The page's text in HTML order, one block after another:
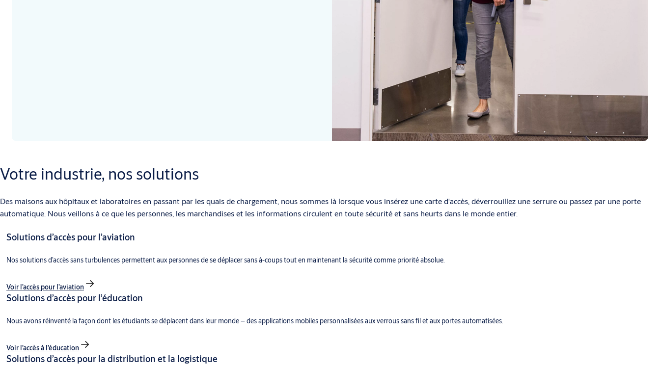
Votre industrie, nos solutions
Des maisons aux hôpitaux et laboratoires en passant par les quais de chargement, nous sommes là lorsque vous insérez une carte d'accès, déverrouillez une serrure ou passez par une porte
automatique. Nous veillons à ce que les personnes, les marchandises et les informations circulent en toute sécurité et sans heurts dans le monde entier.
Solutions d’accès pour l’aviation
Nos solutions d’accès sans turbulences permettent aux personnes de se déplacer sans à-coups tout en maintenant la sécurité comme priorité absolue.
Voir l’accès pour l’aviation
Solutions d’accès pour l’éducation
Nous avons réinventé la façon dont les étudiants se déplacent dans leur monde – des applications mobiles personnalisées aux verrous sans fil et aux portes automatisées.
Voir l’accès à l’éducation
Solutions d’accès pour la distribution et la logistique